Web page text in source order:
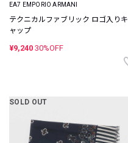
EA7 EMPORIO ARMANI
テクニカルファブリック ロゴ入りキ
ャップ
¥9,240 30%OFF
SOLD OUT